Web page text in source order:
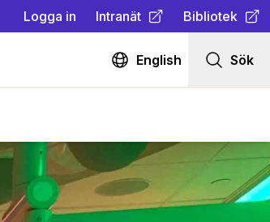
Logga in Intranät
(Öppnas i ny flik)
Bibliotek
(Öppnas i ny
English Sök